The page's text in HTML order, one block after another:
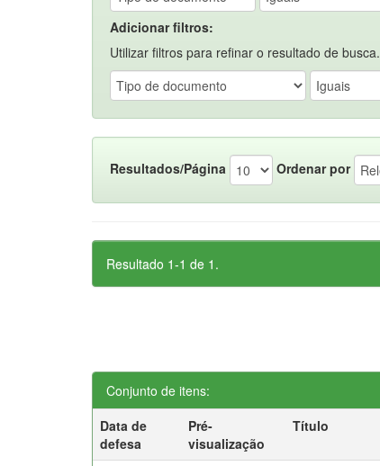
Adicionar filtros:
Utilizar filtros para refinar o resultado de busca.
Resultados/Página Ordenar por
Resultado 1-1 de 1.
Conjunto de itens:
Data de
defesa
Pré-
visualização
Título